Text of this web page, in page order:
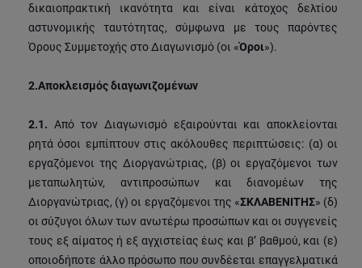
δικαιοπρακτική ικανότητα και είναι κάτοχος δελτίου
αστυνομικής ταυτότητας, σύμφωνα με τους παρόντες
Όρους Συμμετοχής στο Διαγωνισμό (οι «Όροι»).
2.Αποκλεισμός διαγωνιζομένων
2.1. Από τον Διαγωνισμό εξαιρούνται και αποκλείονται
ρητά όσοι εμπίπτουν στις ακόλουθες περιπτώσεις: (α) οι
εργαζόμενοι της Διοργανώτριας, (β) οι εργαζόμενοι των
μεταπωλητών, αντιπροσώπων και διανομέων της
Διοργανώτριας, (γ) οι εργαζόμενοι της «ΣΚΛΑΒΕΝΙΤΗΣ» (δ)
οι σύζυγοι όλων των ανωτέρω προσώπων και οι συγγενείς
τους εξ αίματος ή εξ αγχιστείας έως και β’ βαθμού, και (ε)
οποιοδήποτε άλλο πρόσωπο που συνδέεται επαγγελματικά